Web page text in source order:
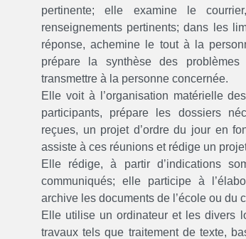
pertinente; elle examine le
renseignements pertinents; dans les
réponse, achemine le tout à la
prépare la synthèse des
transmettre à la personne concernée.
Elle voit à l’organisation matérielle
participants, prépare les dossiers
reçues, un projet d’ordre du jour en
assiste à ces réunions et rédige un
Elle rédige, à partir d’indications
communiqués; elle participe à
archive les documents de l’école ou du
Elle utilise un ordinateur et les divers
travaux tels que traitement de texte,